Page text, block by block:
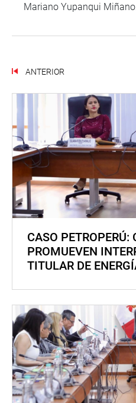
Mariano Yupanqui
ANTERIOR
CASO PETROPERÚ:
PROMUEVEN
TITULAR DE